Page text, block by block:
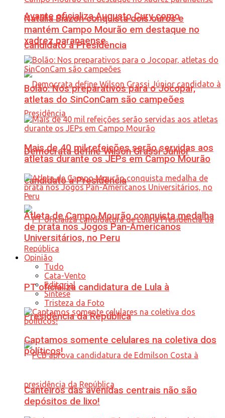
Avante oficializa Augusto Cury como
candidato à Presidência
Democrata define Wilson Grassi Júnior
candidato à Presidência
PT oficializa candidatura de Lula à
Presidência da República
Natália Biazon conquista dois ouros e
mantém Campo Mourão em destaque no
xadrez paranaense
Bolão: Nos preparativos para o Jocopar,
atletas do SinConCam são campeões
Mais de 40 mil refeições serão servidas aos
atletas durante os JEPs em Campo Mourão
Atleta de Campo Mourão conquista medalha
de prata nos Jogos Pan-Americanos
Universitários, no Peru
Opinião
Tudo
Cata-Vento
Editorial
Síntese
Tristeza da Foto
Captamos somente celulares na coletiva dos
políticos!
Canteiros das avenidas centrais não são
depósitos de lixo!